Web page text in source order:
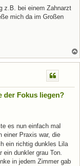
z.B. bei einem Zahnarzt
mich da im Großen
der Fokus liegen?
es nun einfach mal
einer Praxis war, die
ein richtig dunkles Lila
dunkler grau Ton.
in jedem Zimmer gab